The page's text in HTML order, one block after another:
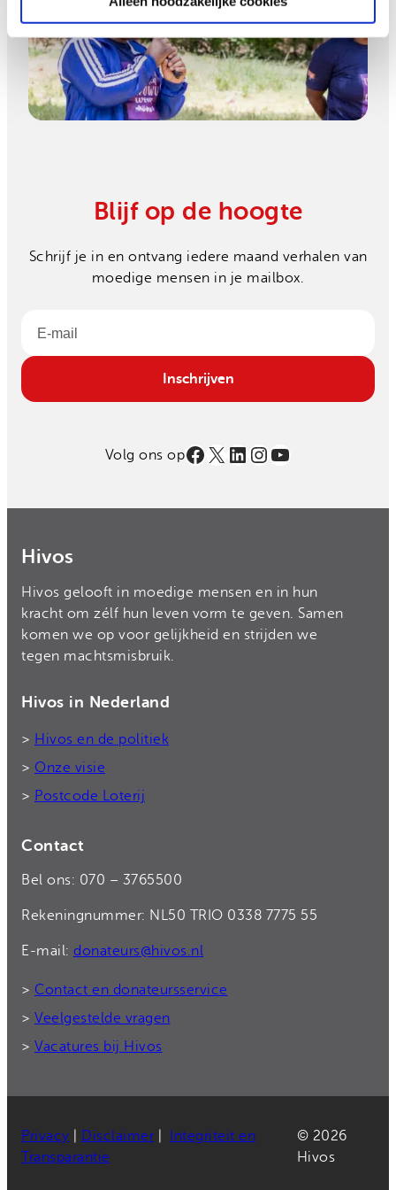
Blijf op de hoogte
Schrijf je in en ontvang iedere maand verhalen van
moedige mensen in je mailbox.
Email
Inschrijven
Volg ons opFacebook
X LinkedIn
Instagram
YouTube
Hivos
Hivos gelooft in moedige mensen en in hun
kracht om zélf hun leven vorm te geven. Samen
komen we op voor gelijkheid en strijden we
tegen machtsmisbruik.
Hivos in Nederland
> Hivos en de politiek
> Onze visie
> Postcode Loterij
Contact
Bel ons: 070 – 3765500
Rekeningnummer: NL50 TRIO 0338 7775 55
E-mail: donateurs@hivos.nl
> Contact en donateursservice
> Veelgestelde vragen
> Vacatures bij Hivos
Privacy Disclaimer|
Integriteit en
Transparantie
© 2026
Hivos